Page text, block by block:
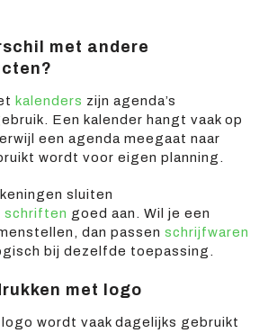
met andere
kalenders zijn agenda’s
Een kalender hangt vaak op
een agenda meegaat naar
wordt voor eigen planning.
sluiten
schriften goed aan. Wil je een
dan passen schrijfwaren
bij dezelfde toepassing.
met logo
wordt vaak dagelijks gebruikt